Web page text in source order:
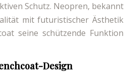
Schutz. Neopren, bekannt
mit futuristischer Ästhetik
seine schützende Funktion
Design